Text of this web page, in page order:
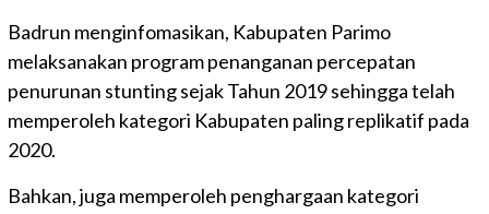
Badrun menginfomasikan, Kabupaten Parimo
melaksanakan program penanganan percepatan
penurunan stunting sejak Tahun 2019 sehingga telah
memperoleh kategori Kabupaten paling replikatif pada
2020.
Bahkan, juga memperoleh penghargaan kategori